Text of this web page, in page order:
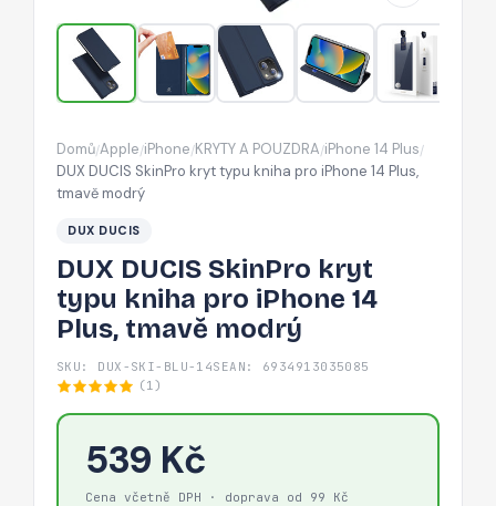
pro
iPhone
14
Plus,
modrý
Domů/Apple/iPhone/KRYTY A POUZDRA/iPhone 14 Plus/
DUX DUCIS SkinPro kryt typu kniha pro iPhone 14 Plus,
tmavě modrý
DUX DUCIS
DUX DUCIS SkinPro kryt
typu kniha pro iPhone 14
Plus, tmavě modrý
SKU: DUX-SKI-BLU-14S EAN: 6934913035085
(1)
539 Kč
Cena včetně DPH · doprava od 99 Kč